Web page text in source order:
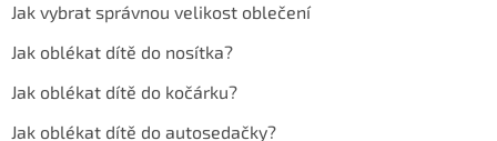
Jak vybrat správnou velikost oblečení
Jak oblékat dítě do nosítka?
Jak oblékat dítě do kočárku?
Jak oblékat dítě do autosedačky?